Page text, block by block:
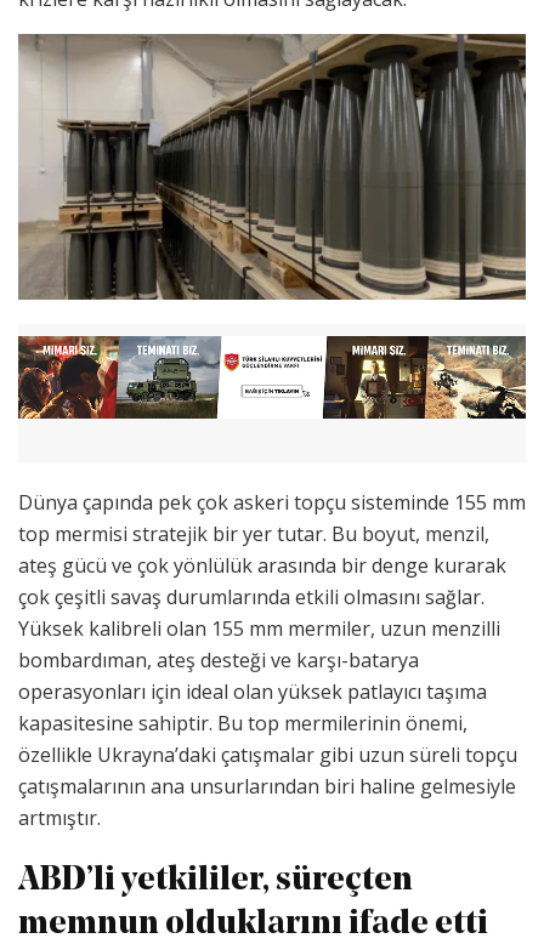
Dünya çapında pek çok askeri topçu sisteminde 155 mm
top mermisi stratejik bir yer tutar. Bu boyut, menzil,
ateş gücü ve çok yönlülük arasında bir denge kurarak
çok çeşitli savaş durumlarında etkili olmasını sağlar.
Yüksek kalibreli olan 155 mm mermiler, uzun menzilli
bombardıman, ateş desteği ve karşı-batarya
operasyonları için ideal olan yüksek patlayıcı taşıma
kapasitesine sahiptir. Bu top mermilerinin önemi,
özellikle Ukrayna’daki çatışmalar gibi uzun süreli topçu
çatışmalarının ana unsurlarından biri haline gelmesiyle
artmıştır.
ABD’li yetkililer, süreçten
memnun olduklarını ifade etti